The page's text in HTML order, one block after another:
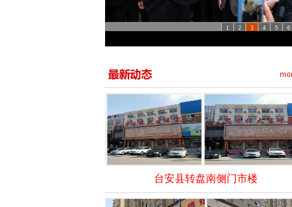
1 2 3 4 5 6
伟总经理亲切交谈，了解企业经营发展情况。
台安县转盘南侧门市楼